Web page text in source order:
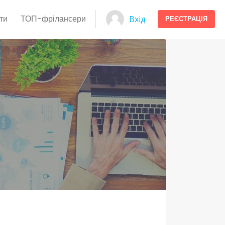
ТОП-фрілансери Вхід РЕЄСТРАЦІЯ